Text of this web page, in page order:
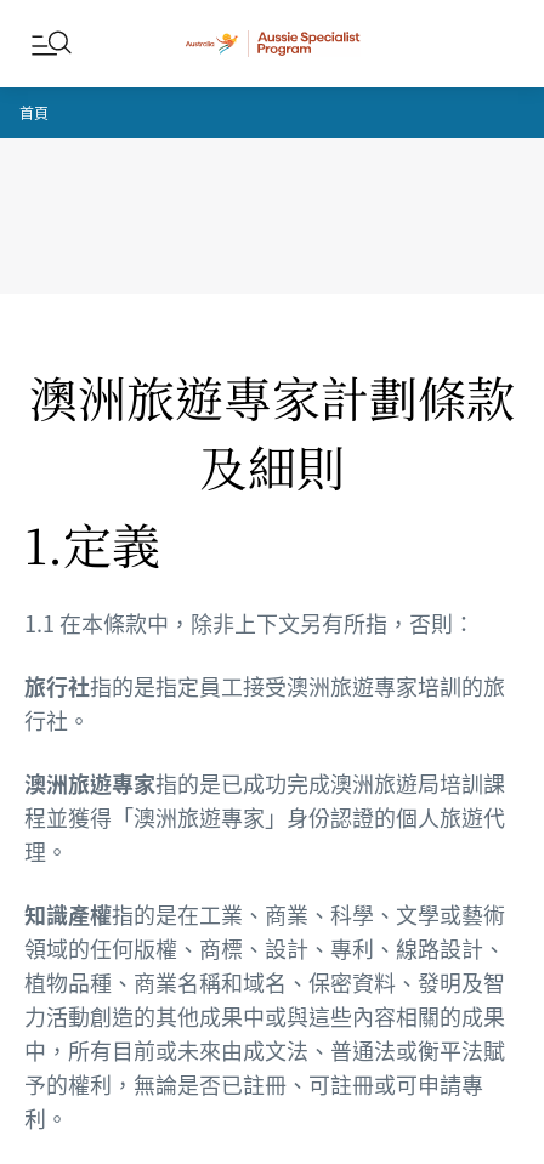
跳至內容
跳至頁尾導覽
首頁
澳洲旅遊專家計劃條款
及細則
1.定義
1.1 在本條款中，除非上下文另有所指，否則：
旅行社指的是指定員工接受澳洲旅遊專家培訓的旅
行社。
澳洲旅遊專家指的是已成功完成澳洲旅遊局培訓課
程並獲得「澳洲旅遊專家」身份認證的個人旅遊代
理。
知識產權指的是在工業、商業、科學、文學或藝術
領域的任何版權、商標、設計、專利、線路設計、
植物品種、商業名稱和域名、保密資料、發明及智
力活動創造的其他成果中或與這些內容相關的成果
中，所有目前或未來由成文法、普通法或衡平法賦
予的權利，無論是否已註冊、可註冊或可申請專
利。